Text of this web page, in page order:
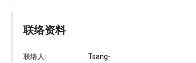
联络资料
联络人: Tsang-